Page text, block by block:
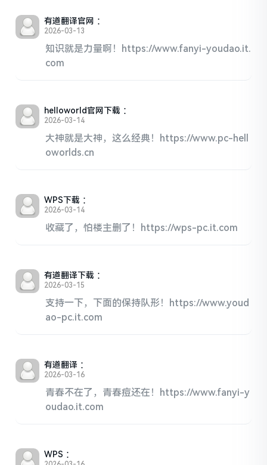
有道翻译官网 ：
2026-03-13
知识就是力量啊！https://www.fanyi-youdao.it.
com
helloworld官网下载 ：
2026-03-14
大神就是大神，这么经典！https://www.pc-hell
oworlds.cn
WPS下载 ：
2026-03-14
收藏了，怕楼主删了！https://wps-pc.it.com
有道翻译下载 ：
2026-03-15
支持一下，下面的保持队形！https://www.youd
ao-pc.it.com
有道翻译 ：
2026-03-16
青春不在了，青春痘还在！https://www.fanyi-y
oudao.it.com
WPS ：